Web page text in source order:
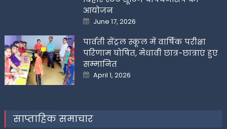
आयोजन
Posted
on
June 17, 2026
पार्वती सेंट्रल स्कूल में वार्षिक परीक्षा
परिणाम घोषित, मेधावी छात्र-छात्राएं हुए
सम्मानित
Posted
on
April 1, 2026
साप्ताहिक समाचार